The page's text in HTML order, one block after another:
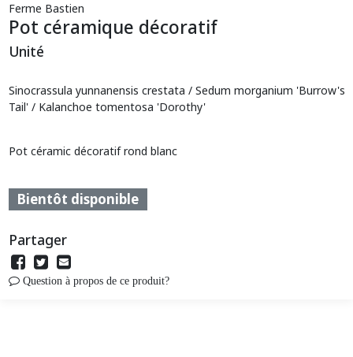
Ferme Bastien
Pot céramique décoratif
Unité
Sinocrassula yunnanensis crestata / Sedum morganium 'Burrow's
Tail' / Kalanchoe tomentosa 'Dorothy'
Pot céramic décoratif rond blanc
Bientôt disponible
Partager
Question à propos de ce produit?